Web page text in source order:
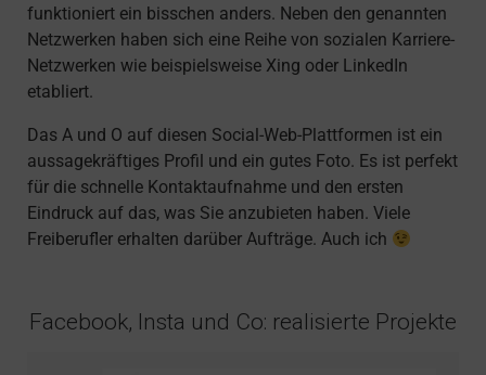
funktioniert ein bisschen anders. Neben den genannten
Netzwerken haben sich eine Reihe von sozialen Karriere-
Netzwerken wie beispielsweise Xing oder LinkedIn
etabliert.
Das A und O auf diesen Social-Web-Plattformen ist ein
aussagekräftiges Profil und ein gutes Foto. Es ist perfekt
für die schnelle Kontaktaufnahme und den ersten
Eindruck auf das, was Sie anzubieten haben. Viele
Freiberufler erhalten darüber Aufträge. Auch ich
Facebook, Insta und Co: realisierte Projekte